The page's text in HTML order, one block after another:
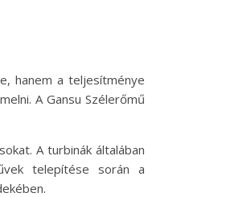
hanem a teljesítménye
A Gansu Szélerőmű
A turbinák általában
telepítése során a